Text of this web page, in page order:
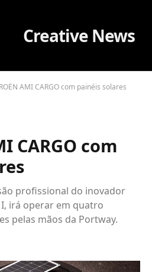
AMI CARGO com painéis solares
CARGO com
profissional do inovador
irá operar em quatro
pelas mãos da Portway.